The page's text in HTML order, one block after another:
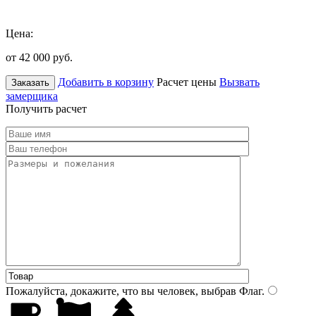
Цена:
от 42 000 руб.
Заказать Добавить в корзину Расчет цены Вызвать
замерщика
Получить расчет
Пожалуйста, докажите, что вы человек, выбрав Флаг.